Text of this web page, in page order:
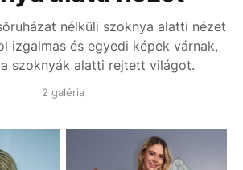
nélküli szoknya alatti nézet
izgalmas és egyedi képek várnak,
szoknyák alatti rejtett világot.
2 galéria